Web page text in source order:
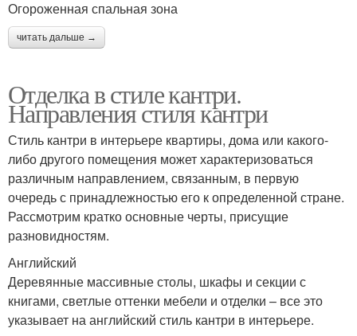
Огороженная спальная зона
читать дальше →
Отделка в стиле кантри.
Направления стиля кантри
Стиль кантри в интерьере квартиры, дома или какого-
либо другого помещения может характеризоваться
различным направлением, связанным, в первую
очередь с принадлежностью его к определенной стране.
Рассмотрим кратко основные черты, присущие
разновидностям.
Английский
Деревянные массивные столы, шкафы и секции с
книгами, светлые оттенки мебели и отделки – все это
указывает на английский стиль кантри в интерьере.